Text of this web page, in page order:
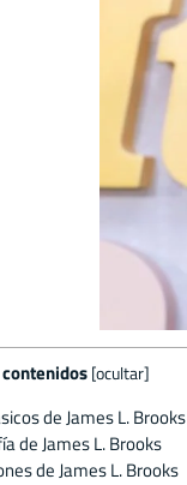
[ocultar]
de James L. Brooks
de James L. Brooks
de James L. Brooks